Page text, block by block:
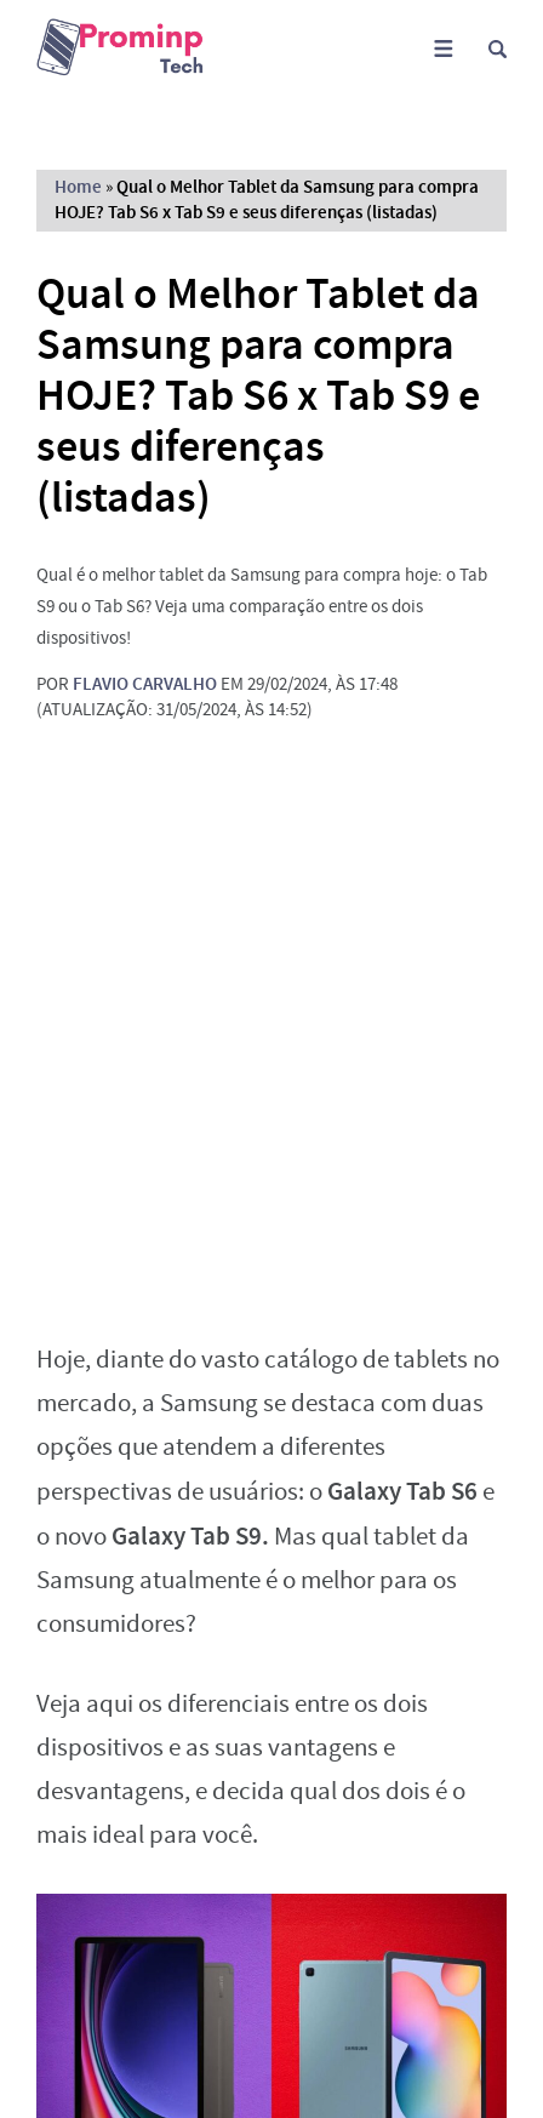
Home »Qual o Melhor Tablet da Samsung para compra
HOJE? Tab S6 x Tab S9 e seus diferenças (listadas)
Qual o Melhor Tablet da
Samsung para compra
HOJE? Tab S6 x Tab S9 e
seus diferenças
(listadas)
Qual é o melhor tablet da Samsung para compra hoje: o Tab
S9 ou o Tab S6? Veja uma comparação entre os dois
dispositivos!
POR FLAVIO CARVALHO EM 29/02/2024, ÀS 17:48
(ATUALIZAÇÃO: 31/05/2024, ÀS 14:52)
Hoje, diante do vasto catálogo de tablets no
mercado, a Samsung se destaca com duas
opções que atendem a diferentes
perspectivas de usuários: oGalaxy Tab S6 e
o novoGalaxy Tab S9. Mas qual tablet da
Samsung atualmente é o melhor para os
consumidores?
Veja aqui os diferenciais entre os dois
dispositivos e as suas vantagens e
desvantagens, e decida qual dos dois é o
mais ideal para você.